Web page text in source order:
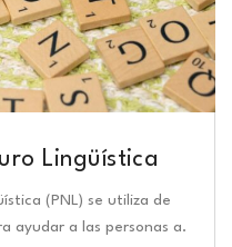
Lingüística​
(PNL) se utiliza de
ayudar a las personas a.